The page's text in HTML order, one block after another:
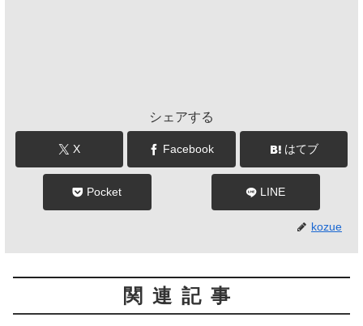
シェアする
X Facebook はてブ
Pocket LINE
kozue
関連記事